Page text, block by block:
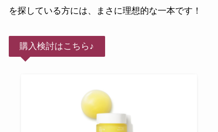
を探している方には、まさに理想的な一本です！
購入検討はこちら♪